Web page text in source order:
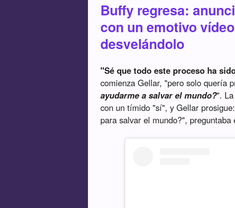
Buffy regresa:
con un emotivo
desvelándolo
"Sé que todo este proceso ha
comienza Gellar, "pero solo quería
ayudarme a salvar el mundo?".
con un tímido "sí", y Gellar
para salvar el mundo?",